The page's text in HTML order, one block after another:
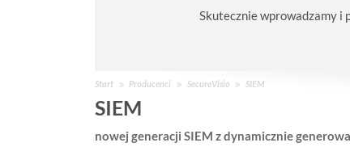
Skutecznie wprowadzamy i
J
e
s
t
Start Producenci SecureVisio SIEM
SIEM
nowej generacji SIEM z dynamicznie